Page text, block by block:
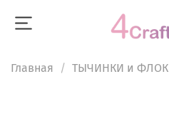
Главная ТЫЧИНКИ и ФЛОК